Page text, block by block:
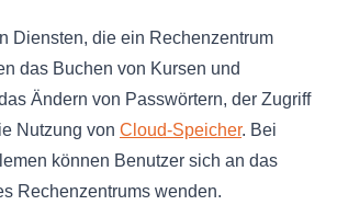
Diensten, die ein Rechenzentrum
das Buchen von Kursen und
Ändern von Passwörtern, der Zugriff
Nutzung von Cloud-Speicher. Bei
können Benutzer sich an das
Rechenzentrums wenden.